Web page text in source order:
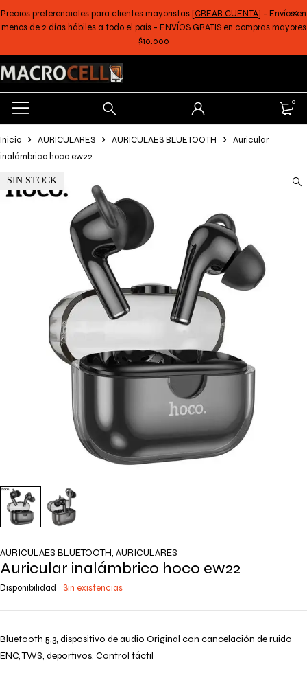
Precios preferenciales para clientes mayoristas [CREAR CUENTA] - Envíos en
menos de 2 días hábiles a todo el país - ENVÍOS GRATIS en compras mayores
$10.000
0
Inicio AURICULARES AURICULAES BLUETOOTH
Auricular
inalámbrico hoco ew22
SIN STOCK
AURICULAES BLUETOOTH, AURICULARES
Auricular inalámbrico hoco ew22
Disponibilidad Sin existencias
Bluetooth 5,3, dispositivo de audio Original con cancelación de ruido
ENC, TWS, deportivos, Control táctil